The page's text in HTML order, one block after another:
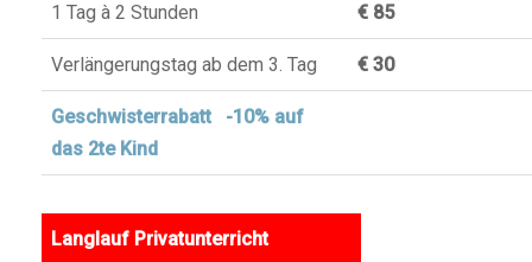
1 Tag à 2 Stunden € 85
Verlängerungstag ab dem 3. Tag € 30
Geschwisterrabatt -10% auf
das 2te Kind
Langlauf Privatunterricht